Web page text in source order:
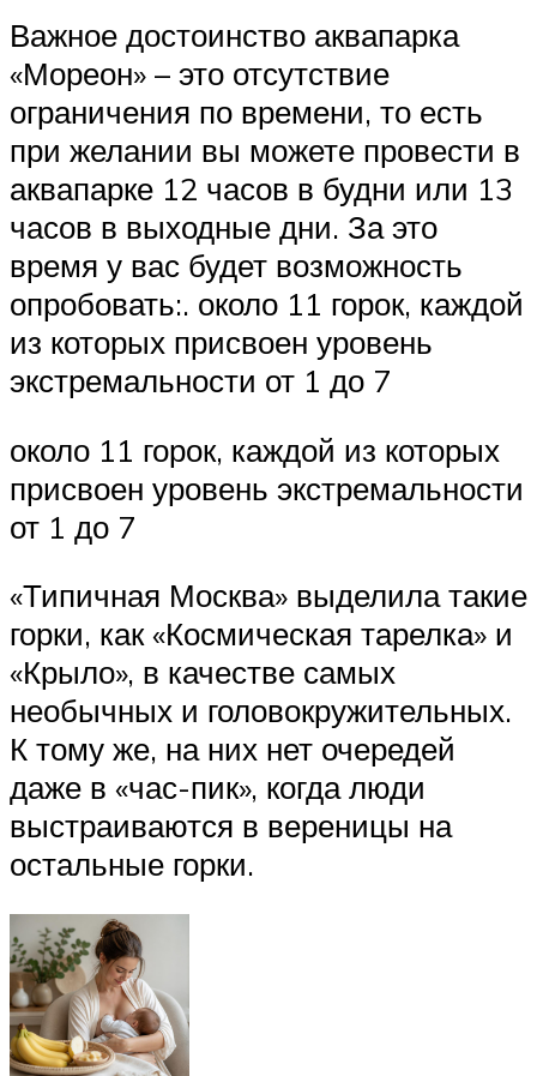
Важное достоинство аквапарка
«Мореон» – это отсутствие
ограничения по времени, то есть
при желании вы можете провести в
аквапарке 12 часов в будни или 13
часов в выходные дни. За это
время у вас будет возможность
опробовать:. около 11 горок, каждой
из которых присвоен уровень
экстремальности от 1 до 7
около 11 горок, каждой из которых
присвоен уровень экстремальности
от 1 до 7
«Типичная Москва» выделила такие
горки, как «Космическая тарелка» и
«Крыло», в качестве самых
необычных и головокружительных.
К тому же, на них нет очередей
даже в «час-пик», когда люди
выстраиваются в вереницы на
остальные горки.